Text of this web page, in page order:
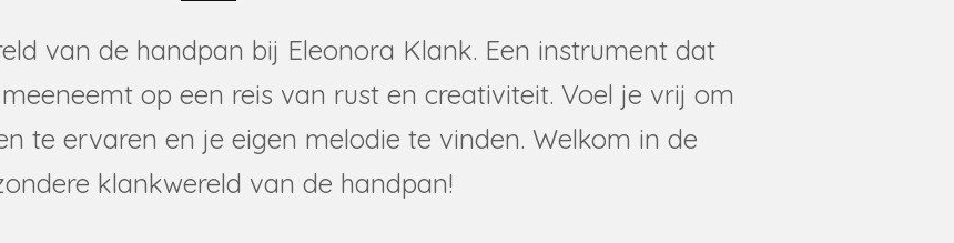
van de handpan bij Eleonora Klank. Een instrument dat
op een reis van rust en creativiteit. Voel je vrij om
te ervaren en je eigen melodie te vinden. Welkom in de
klankwereld van de handpan!